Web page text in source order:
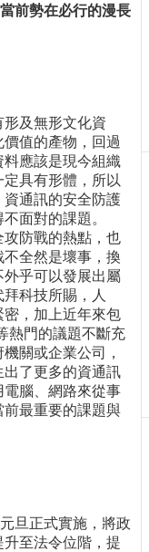
前勢在必行的漫長
及無形文化資
值的產物，回過
應該是現今組織
具有形體，所以
通訊的安全防護
面對的課題。
防戰的熱點，也
全然是壞事，換
乎可以發展出屬
科技所賜，人
，加上近年來包
熱門的議題不斷充
關或企業公司，
了更多的資通訊
腦、網路來從事
最重要的課題與
旦正式實施，將政
至法令位階，提